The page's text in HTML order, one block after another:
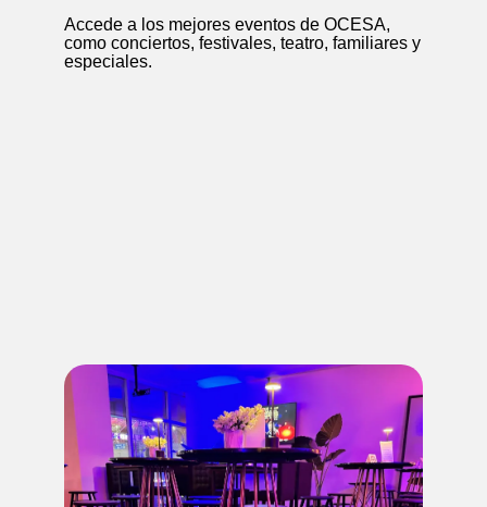
Accede a los mejores eventos de OCESA,
como conciertos, festivales, teatro, familiares y
especiales.